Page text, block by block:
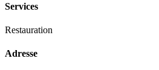
Services
Restauration
Adresse